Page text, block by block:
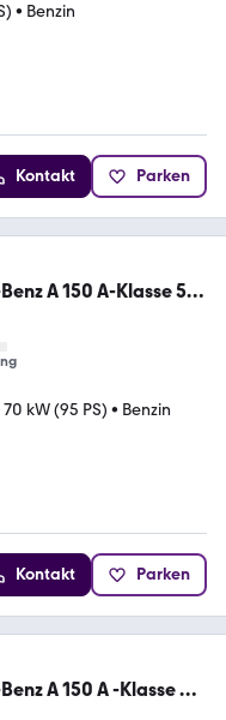
• Benzin
Kontakt Parken
A 150 A-Klasse 5-
Elegance
70 kW (95 PS) • Benzin
Kontakt Parken
A 150 A -Klasse A